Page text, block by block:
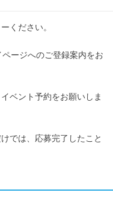
ください。
ージへのご登録案内をお
ベント予約をお願いしま
では、応募完了したこと